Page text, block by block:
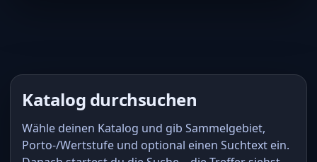
Katalog durchsuchen
Wähle deinen Katalog und gib Sammelgebiet,
Porto-/Wertstufe und optional einen Suchtext ein.